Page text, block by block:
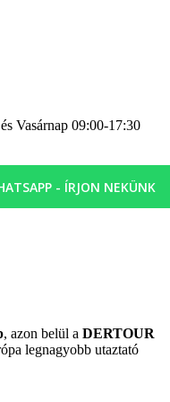
tollaslabda
közvetlenül a
ellenében),
és aerobik. Wellness
és masszázsok felár
animációs program
igénybevétele külön
az évszaktól és a helyi
angol és német.
Express és Visa.
felszereltségéhez tartozik
egyszemélyes ágy vagy
ágy, egy babaágy
(ingyenes), minibár (felár
széf (ingyenes) és
központilag szabályozott
is rendelkezésre áll. A
Vasárnap 09:00-17:30
- ÍRJON NEKÜNK
, azon belül a DERTOUR
legnagyobb utaztató